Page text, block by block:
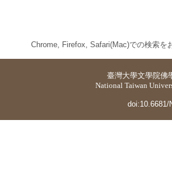
Chrome, Firefox, Safari(Mac)での検索を
臺灣大學文學院佛
National Taiwan
doi:10.6681/